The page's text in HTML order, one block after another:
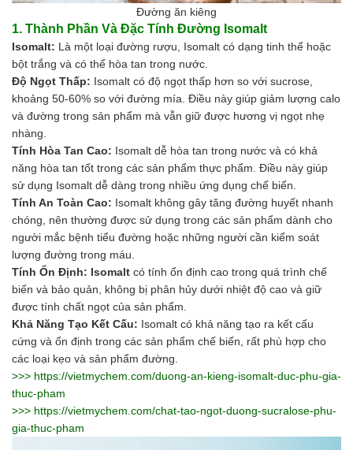
Men vi sinh EM gốc
Bổ sung khoáng chất
Bổ gan và giải độc gan
Phòng và trị bệnh
Bổ sung dinh dưỡng tăng trọng
Hấp thụ khí độc Yucca
HÓA CHẤT XỬ LÝ NƯỚC
Xử lý nước hồ bơi
Xử lý nước sinh hoạt
Xử lý nước thải
Xử lý nước giếng khoan
Xử lý nước khác
DUNG MÔI CÔNG NGHIỆP
Pha sơn nước
Pha sơn epoxy
Pha sơn dầu
Pha sơn tĩnh điện
Dung môi khác
HƯƠNG LIỆU TINH DẦU
HÓA CHẤT CÔNG NGHIỆP
Axit
Hóa chất khác
Kiềm
Muối
Kim loại màu
Oxit kim loại
Đường ăn kiêng
1. Thành Phần Và Đặc Tính Đường Isomalt
Isomalt: Là một loại đường rượu, Isomalt có dạng tinh thể hoặc
bột trắng và có thể hòa tan trong nước.
Độ Ngọt Thấp: Isomalt có độ ngọt thấp hơn so với sucrose,
khoảng 50-60% so với đường mía. Điều này giúp giảm lượng calo
và đường trong sản phẩm mà vẫn giữ được hương vị ngọt nhẹ
nhàng.
Tính Hòa Tan Cao: Isomalt dễ hòa tan trong nước và có khả
năng hòa tan tốt trong các sản phẩm thực phẩm. Điều này giúp
sử dụng Isomalt dễ dàng trong nhiều ứng dụng chế biến.
Tính An Toàn Cao: Isomalt không gây tăng đường huyết nhanh
chóng, nên thường được sử dụng trong các sản phẩm dành cho
người mắc bệnh tiểu đường hoặc những người cần kiểm soát
lượng đường trong máu.
Tính Ổn Định: Isomalt có tính ổn định cao trong quá trình chế
biến và bảo quản, không bị phân hủy dưới nhiệt độ cao và giữ
được tính chất ngọt của sản phẩm.
Khả Năng Tạo Kết Cấu: Isomalt có khả năng tạo ra kết cấu
cứng và ổn định trong các sản phẩm chế biến, rất phù hợp cho
các loại kẹo và sản phẩm đường.
>>> https://vietmychem.com/duong-an-kieng-isomalt-duc-phu-gia-
thuc-pham
>>> https://vietmychem.com/chat-tao-ngot-duong-sucralose-phu-
gia-thuc-pham